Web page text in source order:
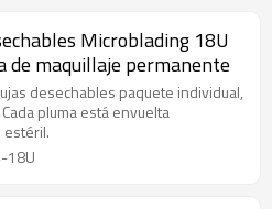
Microblading 18U
de maquillaje permanente
desechables paquete individual,
Cada pluma está envuelta
18U